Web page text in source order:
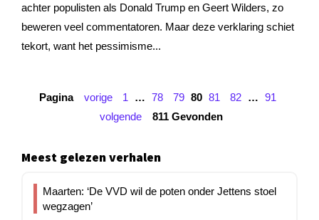
achter populisten als Donald Trump en Geert Wilders, zo
beweren veel commentatoren. Maar deze verklaring schiet
tekort, want het pessimisme...
Pagina vorige 1 … 78 79 80 81 82 … 91
volgende
811 Gevonden
Meest gelezen verhalen
Maarten: ‘De VVD wil de poten onder Jettens stoel
wegzagen’